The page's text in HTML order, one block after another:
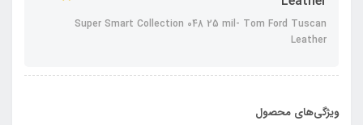
Super Smart Collection 048 25 mil- Tom Ford Tuscan
Leather
ویژگی‌های محصول